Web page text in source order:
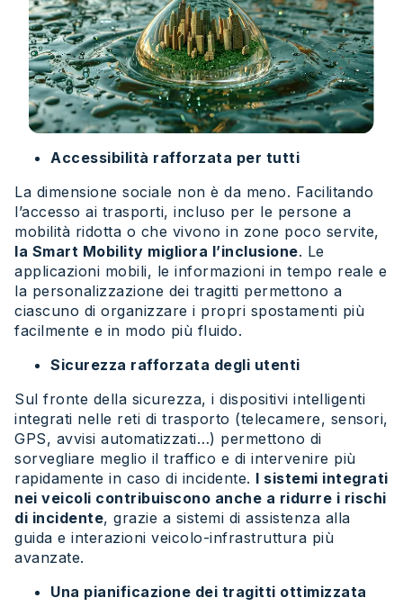
Accessibilità rafforzata per tutti
La dimensione sociale non è da meno. Facilitando
l’accesso ai trasporti, incluso per le persone a
mobilità ridotta o che vivono in zone poco servite,
la Smart Mobility migliora l’inclusione. Le
applicazioni mobili, le informazioni in tempo reale e
la personalizzazione dei tragitti permettono a
ciascuno di organizzare i propri spostamenti più
facilmente e in modo più fluido.
Sicurezza rafforzata degli utenti
Sul fronte della sicurezza, i dispositivi intelligenti
integrati nelle reti di trasporto (telecamere, sensori,
GPS, avvisi automatizzati…) permettono di
sorvegliare meglio il traffico e di intervenire più
rapidamente in caso di incidente. I sistemi integrati
nei veicoli contribuiscono anche a ridurre i rischi
di incidente, grazie a sistemi di assistenza alla
guida e interazioni veicolo-infrastruttura più
avanzate.
Una pianificazione dei tragitti ottimizzata